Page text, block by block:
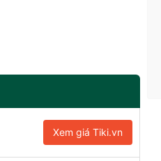
Xem giá Tiki.vn